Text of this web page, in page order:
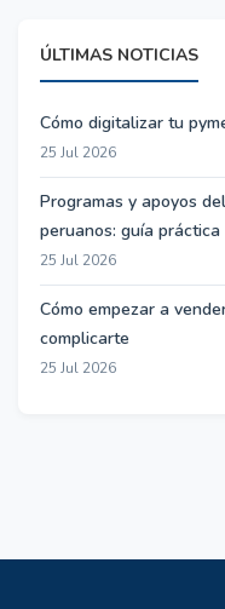
ÚLTIMAS NOTICIAS
Cómo digitalizar tu
25 Jul 2026
Programas y apoyos
peruanos: guía práctica
25 Jul 2026
Cómo empezar a
complicarte
25 Jul 2026